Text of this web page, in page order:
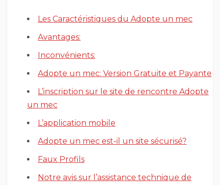
Les Caractéristiques du Adopte un mec
Avantages:
Inconvénients:
Adopte un mec: Version Gratuite et Payante
L’inscription sur le site de rencontre Adopte
un mec
L’application mobile
Adopte un mec est-il un site sécurisé?
Faux Profils
Notre avis sur l’assistance technique de